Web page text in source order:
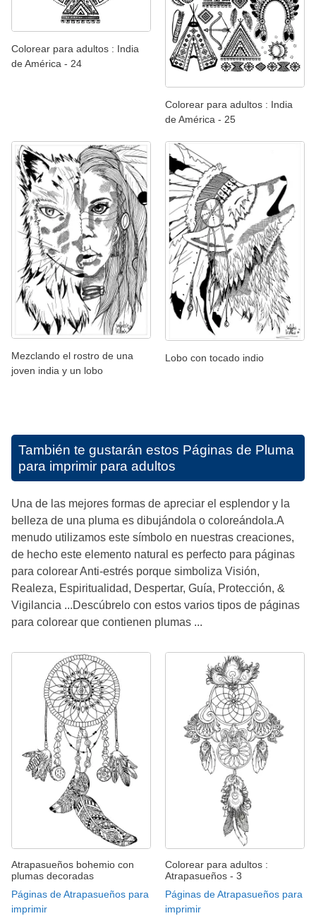
Colorear para adultos : India
de América - 24
Colorear para adultos : India
de América - 25
Mezclando el rostro de una
joven india y un lobo
Lobo con tocado indio
También te gustarán estos Páginas de Pluma
para imprimir para adultos
Una de las mejores formas de apreciar el esplendor y la
belleza de una pluma es dibujándola o coloreándola.A
menudo utilizamos este símbolo en nuestras creaciones,
de hecho este elemento natural es perfecto para páginas
para colorear Anti-estrés porque simboliza Visión,
Realeza, Espiritualidad, Despertar, Guía, Protección, &
Vigilancia ...Descúbrelo con estos varios tipos de páginas
para colorear que contienen plumas ...
Atrapasueños bohemio con
plumas decoradas
Páginas de Atrapasueños para
imprimir
Colorear para adultos :
Atrapasueños - 3
Páginas de Atrapasueños para
imprimir